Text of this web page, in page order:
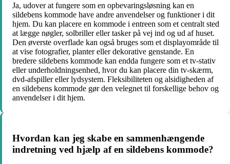
Ja, udover at fungere som en opbevaringsløsning kan en
sildebens kommode have andre anvendelser og funktioner i dit
hjem. Du kan placere en kommode i entreen som et centralt sted
at lægge nøgler, solbriller eller tasker på vej ind og ud af huset.
Den øverste overflade kan også bruges som et displayområde til
at vise fotografier, planter eller dekorative genstande. En
bredere sildebens kommode kan endda fungere som et tv-stativ
eller underholdningsenhed, hvor du kan placere din tv-skærm,
dvd-afspiller eller lydsystem. Fleksibiliteten og alsidigheden af
en sildebens kommode gør den velegnet til forskellige behov og
anvendelser i dit hjem.
Hvordan kan jeg skabe en sammenhængende
indretning ved hjælp af en sildebens kommode?